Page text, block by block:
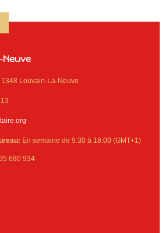
Louvain-La-Neuve
En semaine de 9:30 à 18:00 (GMT+1)
680 934